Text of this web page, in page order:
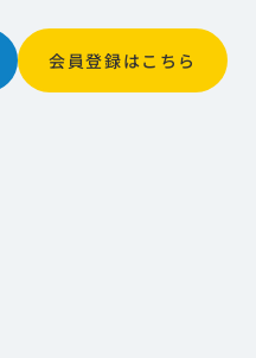
会員登録はこちら